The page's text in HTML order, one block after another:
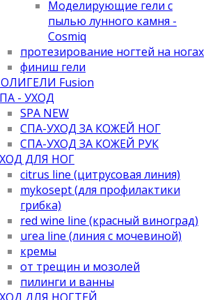
Моделирующие гели с
пылью лунного камня -
Cosmiq
протезирование ногтей на ногах
финиш гели
Fusion
- УХОД
SPA NEW
СПА-УХОД ЗА КОЖЕЙ НОГ
СПА-УХОД ЗА КОЖЕЙ РУК
ДЛЯ НОГ
citrus line (цитрусовая линия)
mykosept (для профилактики
грибка)
red wine line (красный виноград)
urea line (линия с мочевиной)
кремы
от трещин и мозолей
пилинги и ванны